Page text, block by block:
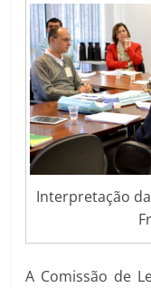
Interpretação
A Comissão de